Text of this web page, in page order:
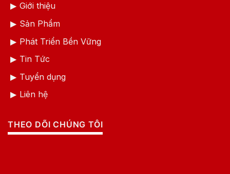
Giới thiệu
Sản Phẩm
Phát Triển Bền Vững
Tin Tức
Tuyển dụng
Liên hệ
THEO DÕI CHÚNG TÔI